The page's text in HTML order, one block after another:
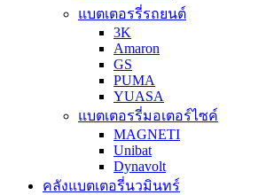
แบตเตอรรี่รถยนต์
3K
Amaron
GS
PUMA
YUASA
แบตเตอรรี่มอเตอร์ไซค์
MAGNETI
Unibat
Dynavolt
คลังแบตเตอรี่นวมินทร์